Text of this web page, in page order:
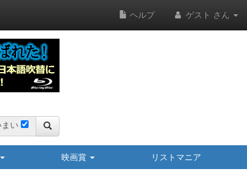
ヘルプ ゲスト さん
まい
映画賞 リストマニア